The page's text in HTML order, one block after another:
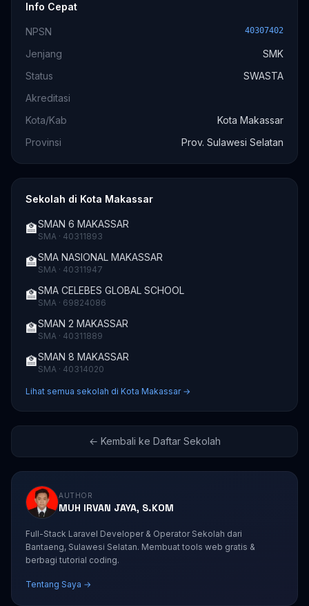
Info Cepat
NPSN 40307402
Jenjang
SMK
Status
SWASTA
Akreditasi
Kota/Kab
Kota Makassar
Provinsi
Prov. Sulawesi Selatan
Sekolah di Kota Makassar
🏫SMAN 6 MAKASSAR
SMA · 40311893
🏫SMA NASIONAL MAKASSAR
SMA · 40311947
🏫SMA CELEBES GLOBAL SCHOOL
SMA · 69824086
🏫SMAN 2 MAKASSAR
SMA · 40311889
🏫SMAN 8 MAKASSAR
SMA · 40314020
Lihat semua sekolah di Kota Makassar →
← Kembali ke Daftar Sekolah
AUTHOR
MUH IRVAN JAYA, S.KOM
Full-Stack Laravel Developer & Operator Sekolah dari
Bantaeng, Sulawesi Selatan. Membuat tools web gratis &
berbagi tutorial coding.
Tentang Saya →